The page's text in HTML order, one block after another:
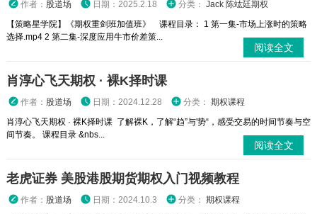
作者： 股道场 日期：2025.2.18 分类： Jack 陈竑廷期权
【策略星学院】《期权重剑班加值班》 课程目录： 1 第一集-市场上涨时的策略
选择.mp4 2 第二集-深度应用牛市价差策...
阅读全文
肖淳心飞天期权 · 裸K择时课
作者： 股道场 日期：2024.12.28 分类： 期权课程
肖淳心飞天期权 · 裸K择时课 了解裸K，了解“趋”与'势“，感受交易的时间节奏与空
间节奏。 课程目录 &nbs...
阅读全文
老虎证券 美股港股期货期权入门视频教程
作者： 股道场 日期：2024.10.3 分类： 期权课程